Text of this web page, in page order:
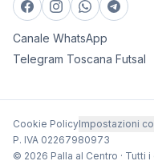
Canale WhatsApp
Telegram Toscana Futsal
Cookie PolicyImpostazioni
P. IVA 02267980973
© 2026 Palla al Centro · Tutti